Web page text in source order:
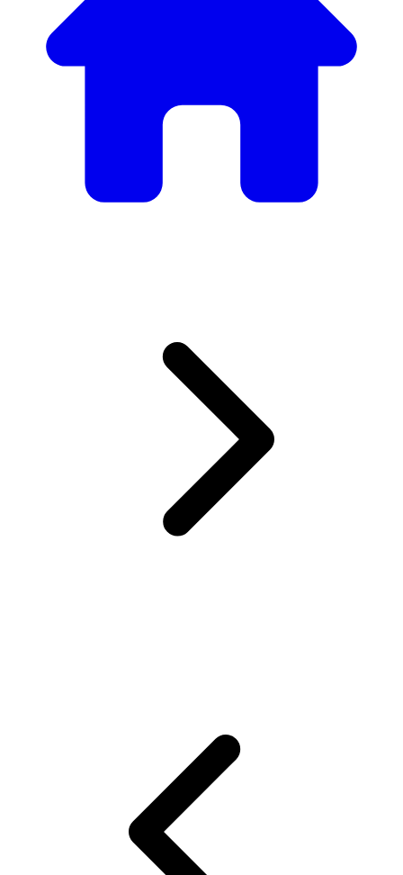
Nosso Catálogo de
Mobiliário
temos tudo o que precisa para criar o ambiente perfeito.